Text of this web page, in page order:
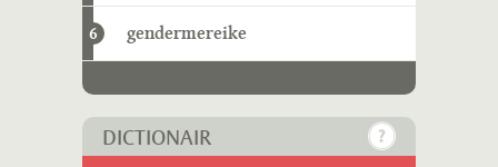
6 gendermereike
DICTIONAIR